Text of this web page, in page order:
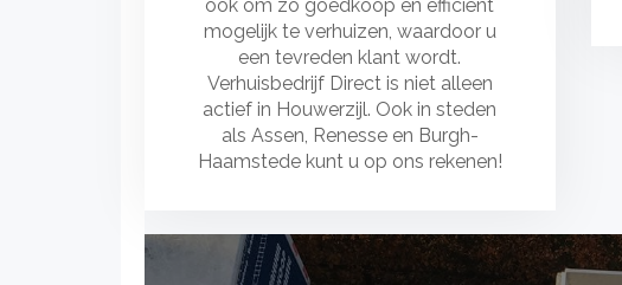
ook om zo goedkoop en efficiënt
mogelijk te verhuizen, waardoor u
een tevreden klant wordt.
Verhuisbedrijf Direct is niet alleen
actief in Houwerzijl. Ook in steden
als Assen, Renesse en Burgh-
Haamstede kunt u op ons rekenen!